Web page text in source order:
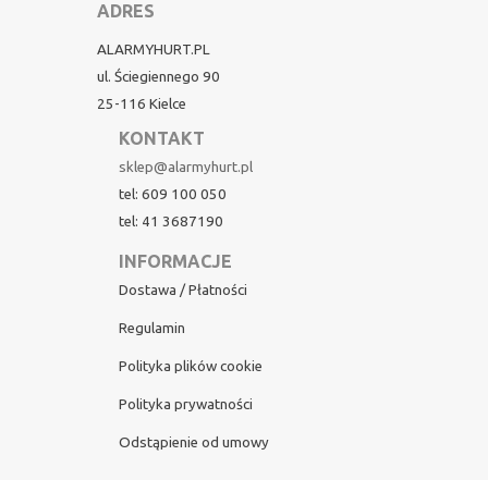
ADRES
ALARMYHURT.PL
ul. Ściegiennego 90
25-116 Kielce
KONTAKT
sklep@alarmyhurt.pl
tel: 609 100 050
tel: 41 3687190
INFORMACJE
Dostawa / Płatności
Regulamin
Polityka plików cookie
Polityka prywatności
Odstąpienie od umowy